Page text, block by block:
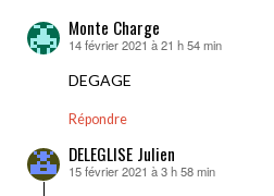
Monte Charge
dit :
14 février 2021 à 21 h 54 min
DEGAGE
Répondre
DELEGLISE Julien
dit :
15 février 2021 à 3 h 58 min